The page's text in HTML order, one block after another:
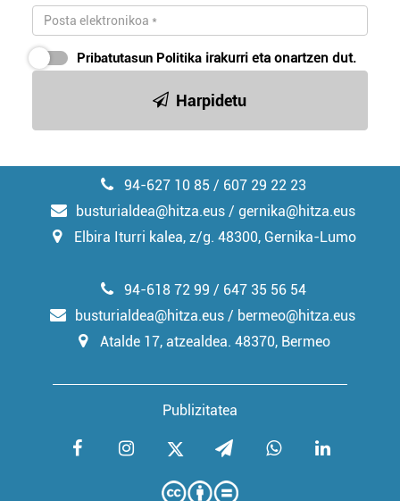
erabiltzeko baimen esplizitua ematen diguzu.
irakurri
Pribatutasun Politika irakurri eta onartzen dut.
Harpidetu
94-627 10 85 / 607 29 22 23
busturialdea@hitza.eus / gernika@hitza.eus
Elbira Iturri kalea, z/g. 48300, Gernika-Lumo
Publizitatea
94-618 72 99 / 647 35 56 54
busturialdea@hitza.eus / bermeo@hitza.eus
Atalde 17, atzealdea. 48370, Bermeo